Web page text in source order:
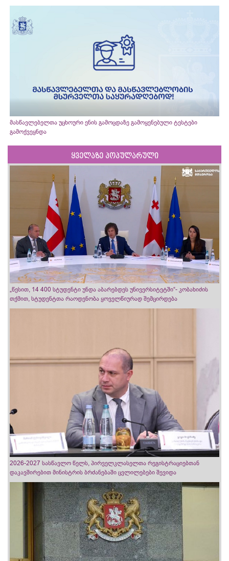
მასწავლებელთა უცხოური ენის გამოცდაზე გამოყენებული ტესტები
გამოქვეყნდა
ყველაზე პოპულარული
„წესით, 14 400 სტუდენტი უნდა აბარებდეს უნივერსიტეტში“- კობახიძის
თქმით, სტუდენტთა რაოდენობა ყოველწიურად შემცირდება
2026-2027 სასწავლო წელს, პირველკლასელთა რეგისტრაციებთან
დაკავშირებით მინისტრის ბრძანებაში ცვლილებები შევიდა